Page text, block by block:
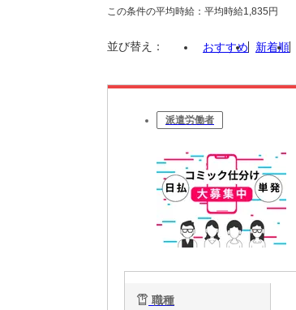
この条件の平均時給：平均時給1,835円
並び替え： おすすめ 新着順
派遣労働者
職種